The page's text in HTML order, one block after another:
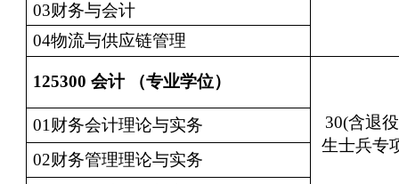
03财务与会计
04物流与供应链管理
125300 会计 （专业学位）
30(含退
生士兵专
01财务会计理论与实务
02财务管理理论与实务